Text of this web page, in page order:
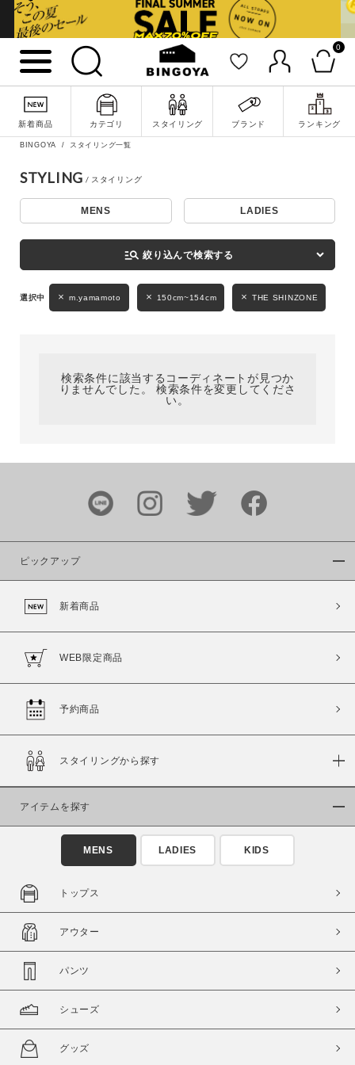
0
新着商品 カテゴリ スタイリング ブランド ランキング
詳細検索
MENS
カラー
価格
～
商品タイプ
通常商品 予約商品
在庫
在庫あり 在庫なし含む
BINGOYA スタイリング一覧
STYLING
MENS LADIES
manage_search 絞り込んで検索する
m.yamamoto 150cm~154cm THE SHINZONE
検索条件に該当するコーディネートが見つか
りませんでした。 検索条件を変更してくださ
い。
ピックアップ
新着商品
WEB限定商品
予約商品
スタイリングから探す
アイテムを探す
MENS LADIES KIDS
トップス
アウター
パンツ
シューズ
グッズ